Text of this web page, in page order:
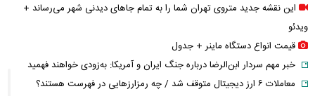
این نقشه جدید متروی تهران شما را به تمام جاهای دیدنی شهر می‌رساند +
ویدئو
قیمت انواع دستگاه ماینر + جدول
خبر مهم سردار ابن‌الرضا درباره جنگ ایران و آمریکا: به‌زودی خواهند فهمید
معاملات ۶ ارز دیجیتال متوقف شد / چه رمزارزهایی در فهرست هستند؟